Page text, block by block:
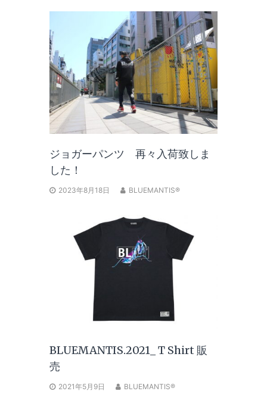
ジョガーパンツ 再々入荷致しま
した！
2023年8月18日 BLUEMANTIS®
BLUEMANTIS.2021_ T Shirt 販
売
2021年5月9日 BLUEMANTIS®